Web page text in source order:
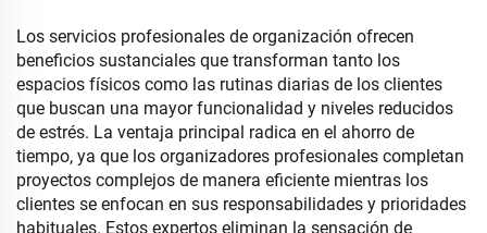
Los servicios profesionales de organización ofrecen
beneficios sustanciales que transforman tanto los
espacios físicos como las rutinas diarias de los clientes
que buscan una mayor funcionalidad y niveles reducidos
de estrés. La ventaja principal radica en el ahorro de
tiempo, ya que los organizadores profesionales completan
proyectos complejos de manera eficiente mientras los
clientes se enfocan en sus responsabilidades y prioridades
habituales. Estos expertos eliminan la sensación de